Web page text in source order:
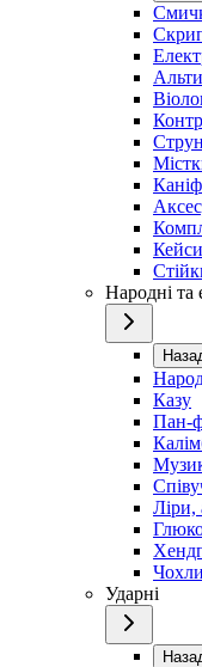
Альти
Народні та
Казу
Пан-
Ліри,
Ударні